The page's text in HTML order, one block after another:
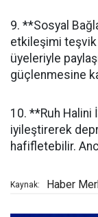
9. **Sosyal
etkileşimi
üyeleriyle
güçlenmesine
10. **Ruh Halini
iyileştirerek
hafifletebilir.
Kaynak: Haber